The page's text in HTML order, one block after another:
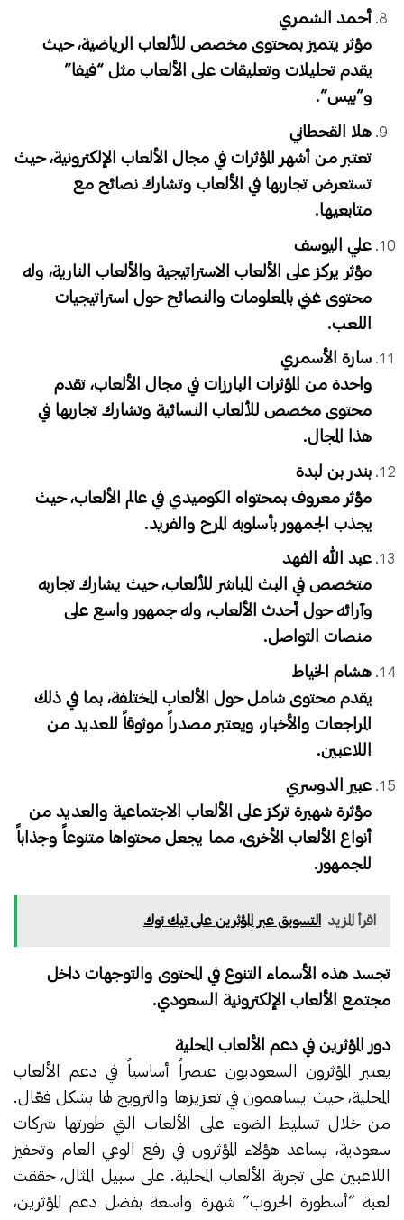
أحمد الشمري
مؤثر يتميز بمحتوى مخصص للألعاب الرياضية، حيث
يقدم تحليلات وتعليقات على الألعاب مثل “فيفا”
و”بيس”.
هلا القحطاني
تعتبر من أشهر المؤثرات في مجال الألعاب الإلكترونية، حيث
تستعرض تجاربها في الألعاب وتشارك نصائح مع
متابعيها.
علي اليوسف
مؤثر يركز على الألعاب الاستراتيجية والألعاب النارية، وله
محتوى غني بالمعلومات والنصائح حول استراتيجيات
اللعب.
سارة الأسمري
واحدة من المؤثرات البارزات في مجال الألعاب، تقدم
محتوى مخصص للألعاب النسائية وتشارك تجاربها في
هذا المجال.
بندر بن لبدة
مؤثر معروف بمحتواه الكوميدي في عالم الألعاب، حيث
يجذب الجمهور بأسلوبه المرح والفريد.
عبد الله الفهد
متخصص في البث المباشر للألعاب، حيث يشارك تجاربه
وآرائه حول أحدث الألعاب، وله جمهور واسع على
منصات التواصل.
هشام الخياط
يقدم محتوى شامل حول الألعاب المختلفة، بما في ذلك
المراجعات والأخبار، ويعتبر مصدراً موثوقاً للعديد من
اللاعبين.
عبير الدوسري
مؤثرة شهيرة تركز على الألعاب الاجتماعية والعديد من
أنواع الألعاب الأخرى، مما يجعل محتواها متنوعاً وجذاباً
للجمهور.
اقرأ المزيد التسويق عبر المؤثرين على تيك توك
تجسد هذه الأسماء التنوع في المحتوى والتوجهات داخل
مجتمع الألعاب الإلكترونية السعودي.
دور المؤثرين في دعم الألعاب المحلية
يعتبر المؤثرون السعوديون عنصراً أساسياً في دعم الألعاب
المحلية، حيث يساهمون في تعزيزها والترويج لها بشكل فعّال.
من خلال تسليط الضوء على الألعاب التي طورتها شركات
سعودية، يساعد هؤلاء المؤثرون في رفع الوعي العام وتحفيز
اللاعبين على تجربة الألعاب المحلية. على سبيل المثال، حققت
لعبة “أسطورة الحروب” شهرة واسعة بفضل دعم المؤثرين،